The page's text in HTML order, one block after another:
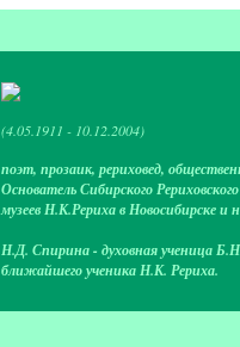
(4.05.1911 - 10.12.2004)
поэт, прозаик, рериховед,
Основатель Сибирского
музеев Н.К.Рериха в Новосибирске и
Н.Д. Спирина - духовная ученица
ближайшего ученика Н.К. Рериха.